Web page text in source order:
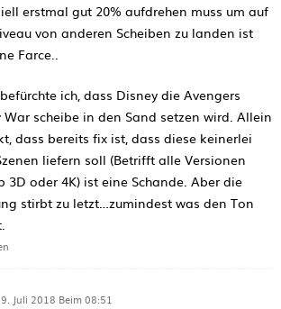
erstmal gut 20% aufdrehen muss um auf
von anderen Scheiben zu landen ist
Farce..
ich, dass Disney die Avengers
scheibe in den Sand setzen wird. Allein
dass bereits fix ist, dass diese keinerlei
liefern soll (Betrifft alle Versionen
3D oder 4K) ist eine Schande. Aber die
stirbt zu letzt…zumindest was den Ton
Juli 2018 Beim 08:51